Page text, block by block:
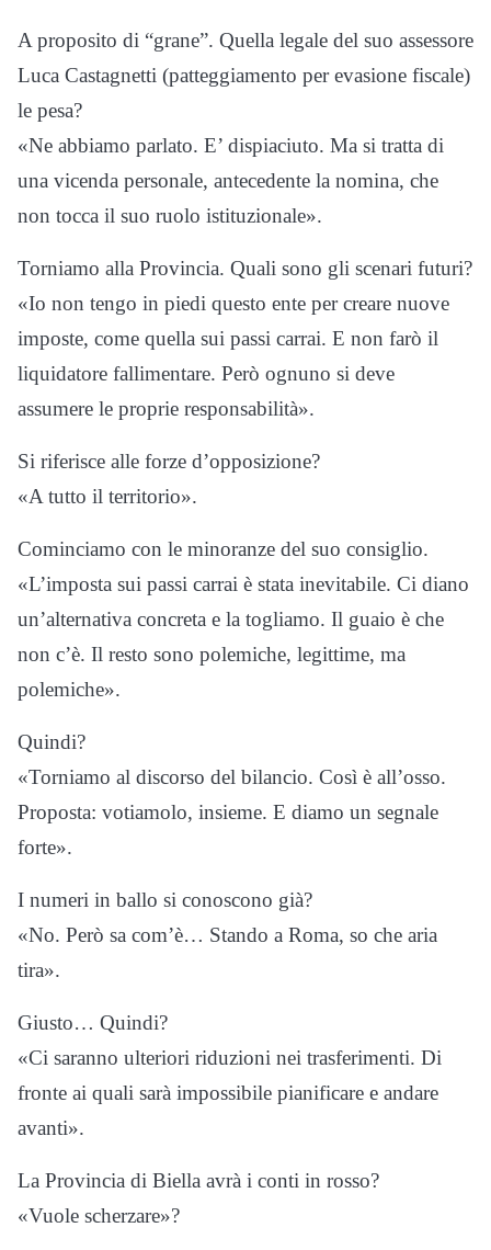
A proposito di “grane”. Quella legale del suo assessore
Luca Castagnetti (patteggiamento per evasione fiscale)
le pesa?
«Ne abbiamo parlato. E’ dispiaciuto. Ma si tratta di
una vicenda personale, antecedente la nomina, che
non tocca il suo ruolo istituzionale».
Torniamo alla Provincia. Quali sono gli scenari futuri?
«Io non tengo in piedi questo ente per creare nuove
imposte, come quella sui passi carrai. E non farò il
liquidatore fallimentare. Però ognuno si deve
assumere le proprie responsabilità».
Si riferisce alle forze d’opposizione?
«A tutto il territorio».
Cominciamo con le minoranze del suo consiglio.
«L’imposta sui passi carrai è stata inevitabile. Ci diano
un’alternativa concreta e la togliamo. Il guaio è che
non c’è. Il resto sono polemiche, legittime, ma
polemiche».
Quindi?
«Torniamo al discorso del bilancio. Così è all’osso.
Proposta: votiamolo, insieme. E diamo un segnale
forte».
I numeri in ballo si conoscono già?
«No. Però sa com’è… Stando a Roma, so che aria
tira».
Giusto… Quindi?
«Ci saranno ulteriori riduzioni nei trasferimenti. Di
fronte ai quali sarà impossibile pianificare e andare
avanti».
La Provincia di Biella avrà i conti in rosso?
«Vuole scherzare»?